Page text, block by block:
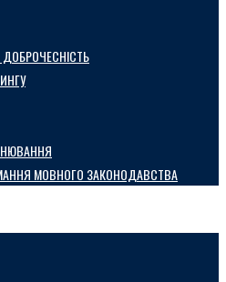
МОВНОГО ЗАКОНОДАВСТВА